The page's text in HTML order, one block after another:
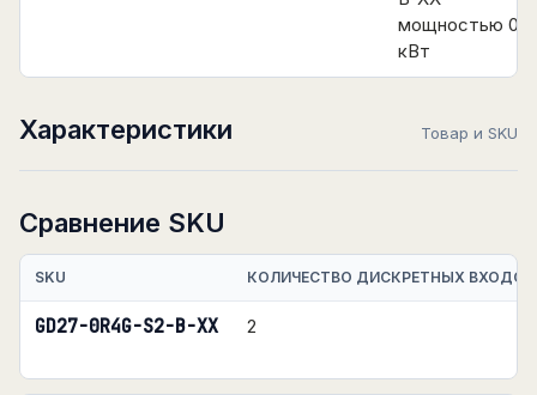
мощностью 0.4
кВт
Характеристики Товар и SKU
Сравнение SKU
SKU КОЛИЧЕСТВО ДИСКРЕТНЫХ ВХОДОВ
GD27-0R4G-S2-B-XX 2